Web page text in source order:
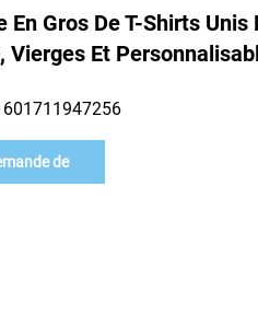
En Gros De T-Shirts
Vierges Et
de